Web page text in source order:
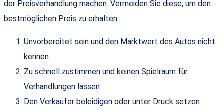
der Preisverhandlung machen. Vermeiden Sie diese, um den
bestmöglichen Preis zu erhalten:
Unvorbereitet sein und den Marktwert des Autos nicht
kennen
Zu schnell zustimmen und keinen Spielraum für
Verhandlungen lassen
Den Verkäufer beleidigen oder unter Druck setzen